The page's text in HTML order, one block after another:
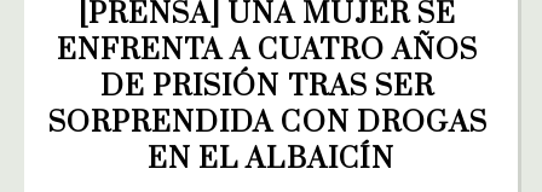
[PRENSA] UNA MUJER SE
ENFRENTA A CUATRO AÑOS
DE PRISIÓN TRAS SER
SORPRENDIDA CON DROGAS
EN EL ALBAICÍN